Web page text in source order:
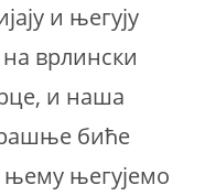
и његују
врлински
и наша
биће
њему његујемо